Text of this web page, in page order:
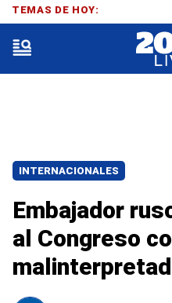
INTERNACIONALES
Embajador
al Congreso
TEMAS DE HOY: